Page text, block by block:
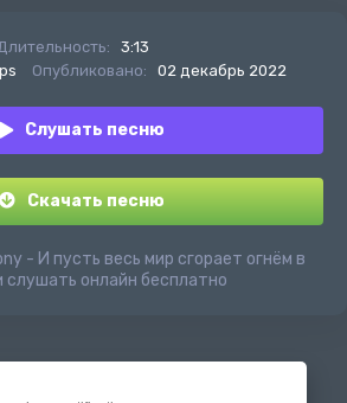
3:13
Опубликовано: 02 декабрь 2022
Слушать песню
Скачать песню
- И пусть весь мир сгорает огнём в
слушать онлайн бесплатно